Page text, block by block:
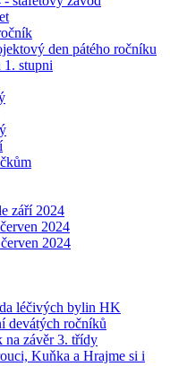
den pátého ročníku
1. stupni
září 2024
2024
2024
léčivých bylin HK
devátých ročníků
na závěr 3. třídy
Kuňka a Hrajme si i